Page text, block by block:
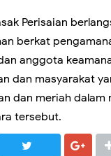
Perisaian
berkat
anggota
dan masyarakat
dan meriah dalam
tersebut.